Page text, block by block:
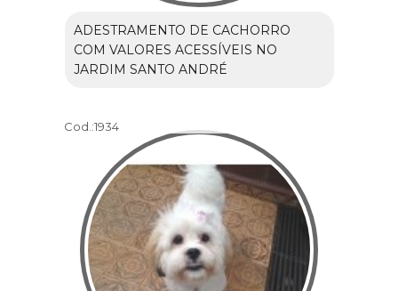
ADESTRAMENTO DE CACHORRO
COM VALORES ACESSÍVEIS NO
JARDIM SANTO ANDRÉ
Cod.:1934